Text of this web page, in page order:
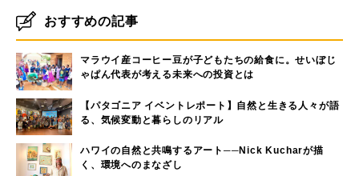
おすすめの記事
マラウイ産コーヒー豆が子どもたちの給食に。せいぼじ
ゃぱん代表が考える未来への投資とは
【パタゴニア イベントレポート】自然と生きる人々が語
る、気候変動と暮らしのリアル
ハワイの自然と共鳴するアート──Nick Kucharが描
く、環境へのまなざし